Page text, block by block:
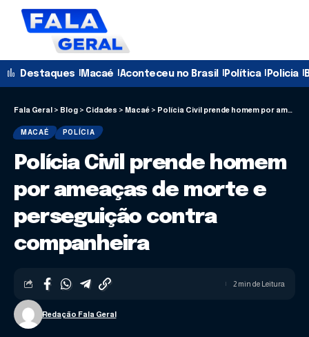
Destaques Macaé Aconteceu no Brasil Política Policia
Fala Geral > Blog > Cidades > Macaé > Polícia Civil prende homem por ameaças de morte e perseguição contra companheira
MACAÉ POLÍCIA
Polícia Civil prende homem
por ameaças de morte e
perseguição contra
companheira
Redação Fala Geral
2 min de Leitura